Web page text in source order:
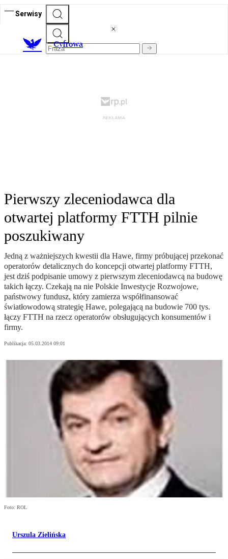
Serwisy
Cyfrowa
Pierwszy zleceniodawca dla
otwartej platformy FTTH pilnie
poszukiwany
Jedną z ważniejszych kwestii dla Hawe, firmy próbującej przekonać
operatorów detalicznych do koncepcji otwartej platformy FTTH,
jest dziś podpisanie umowy z pierwszym zleceniodawcą na budowę
takich łączy. Czekają na nie Polskie Inwestycje Rozwojowe,
państwowy fundusz, który zamierza współfinansować
światłowodową strategię Hawe, polegającą na budowie 700 tys.
łączy FTTH na rzecz operatorów obsługujących konsumentów i
firmy.
Publikacja: 05.03.2014 09:01
Foto: ROL
Urszula Zielińska